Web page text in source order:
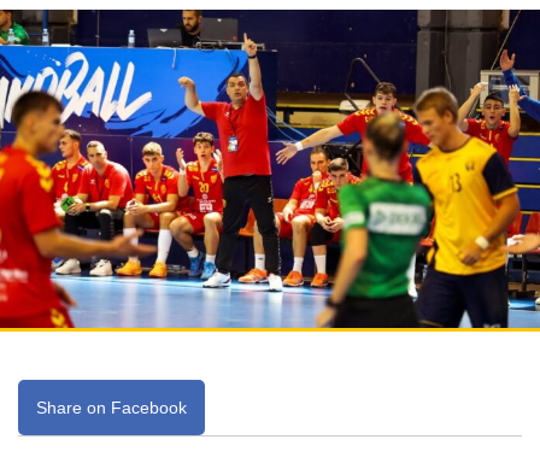
Share on Facebook